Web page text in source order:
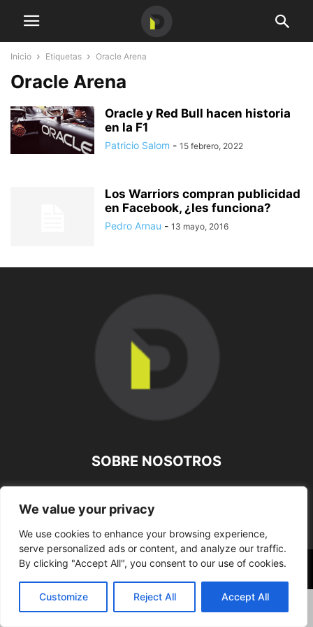
We value your privacy
We use cookies to enhance your browsing experience,
serve personalized ads or content, and analyze our traffic.
By clicking "Accept All", you consent to our use of cookies.
Customize Reject All Accept All
Inicio Etiquetas Oracle Arena
Oracle Arena
Oracle y Red Bull hacen historia
en la F1
Patricio Salom - 15 febrero, 2022
Los Warriors compran publicidad
en Facebook, ¿les funciona?
Pedro Arnau - 13 mayo, 2016
SOBRE NOSOTROS
SÍGUENOS
©